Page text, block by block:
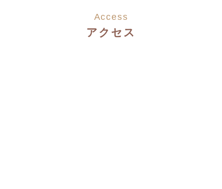
Access
アクセス